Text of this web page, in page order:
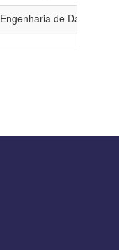
Engenharia de Dados e